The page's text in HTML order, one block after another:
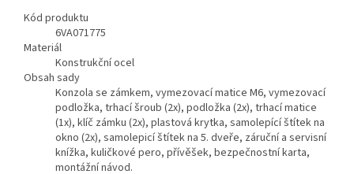
Kód produktu
6VA071775
Materiál
Konstrukční ocel
Obsah sady
Konzola se zámkem, vymezovací matice M6, vymezovací
podložka, trhací šroub (2x), podložka (2x), trhací matice
(1x), klíč zámku (2x), plastová krytka, samolepící štítek na
okno (2x), samolepicí štítek na 5. dveře, záruční a servisní
knížka, kuličkové pero, přívěšek, bezpečnostní karta,
montážní návod.